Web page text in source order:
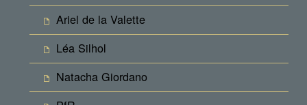
Ariel de la Valette
Léa Silhol
Natacha Giordano